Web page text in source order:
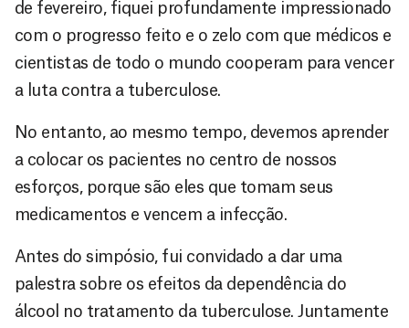
de fevereiro, fiquei profundamente impressionado
com o progresso feito e o zelo com que médicos e
cientistas de todo o mundo cooperam para vencer
a luta contra a tuberculose.
No entanto, ao mesmo tempo, devemos aprender
a colocar os pacientes no centro de nossos
esforços, porque são eles que tomam seus
medicamentos e vencem a infecção.
Antes do simpósio, fui convidado a dar uma
palestra sobre os efeitos da dependência do
álcool no tratamento da tuberculose. Juntamente